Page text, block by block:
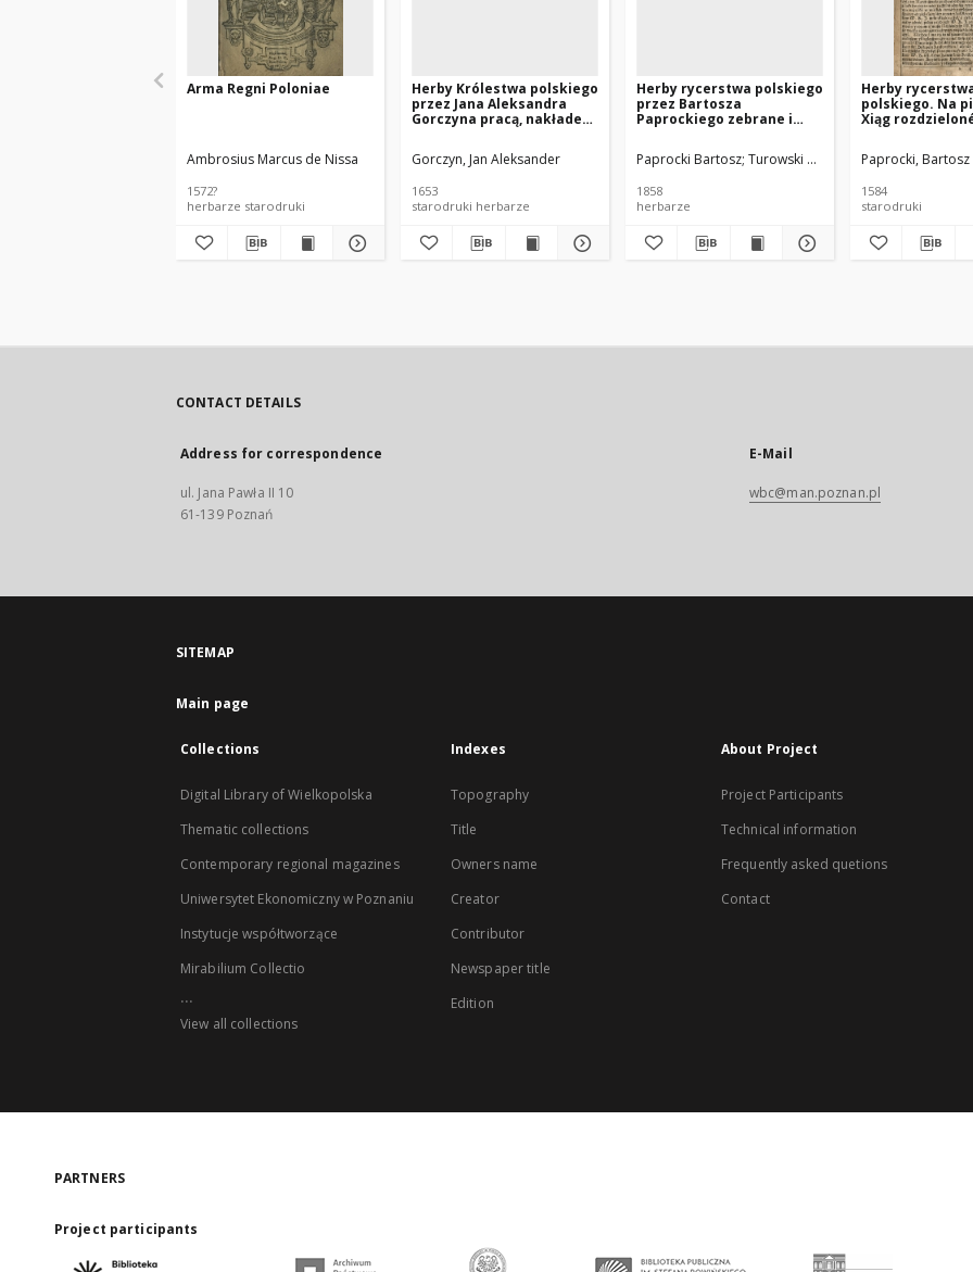
Arma Regni Poloniae
Ambrosius Marcus de Nissa
1572?
herbarze starodruki
Herby Królestwa polskiego
przez Jana Aleksandra
Gorczyna pracą, nakładem
narodu polskiego wydane
Gorczyn, Jan Aleksander
1653
starodruki herbarze
Herby rycerstwa polskiego
przez Bartosza
Paprockiego zebrane i
Kazimierza Józefa
Turowskiego
Paprocki Bartosz Turowski Kazimierz Józef (wyd.)
1858
herbarze
Herby
polskiego. Na
Xiąg
Paprocki, Bartosz
1584
starodruki
CONTACT DETAILS
Address for correspondence
ul. Jana Pawła II 10
61-139 Poznań
E-Mail
wbc@man.poznan.pl
SITEMAP
Main page
Collections
Digital Library of Wielkopolska
Thematic collections
Contemporary regional magazines
Uniwersytet Ekonomiczny w Poznaniu
Instytucje współtworzące
Mirabilium Collectio
...
View all collections
Indexes
Topography
Title
Owners name
Creator
Contributor
Newspaper title
Edition
About Project
Project Participants
Technical information
Frequently asked quetions
Contact
PARTNERS
Project participants